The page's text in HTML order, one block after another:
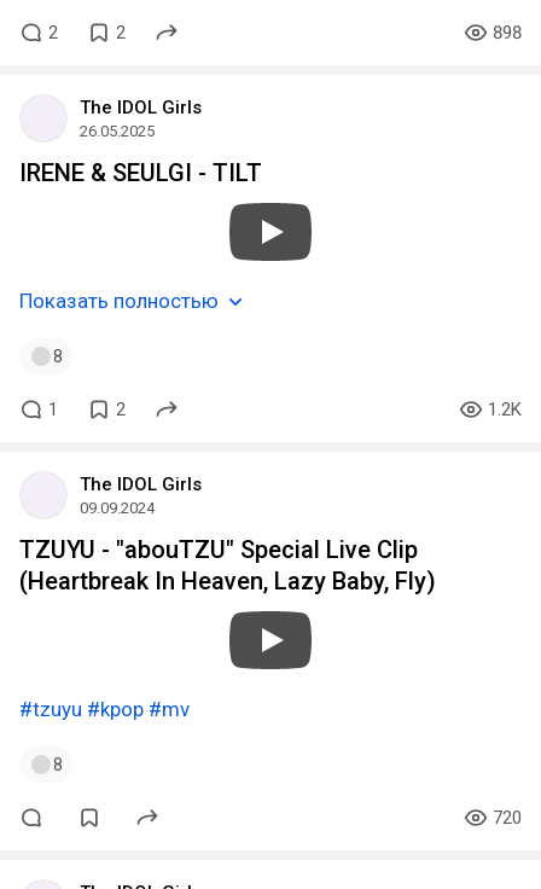
2 2 898
The IDOL Girls
26.05.2025
IRENE & SEULGI - TILT
Показать полностью
8
1 2 1.2K
The IDOL Girls
09.09.2024
TZUYU - "abouTZU" Special Live Clip
(Heartbreak In Heaven, Lazy Baby, Fly)
#tzuyu #kpop #mv
8
720